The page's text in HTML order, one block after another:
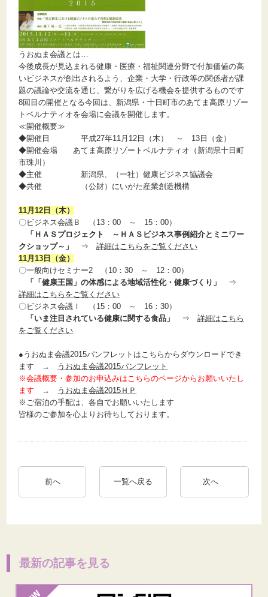
うおぬま会議とは…
今後成長が見込まれる健康・医療・福祉関連分野で付加価値の高
いビジネスが創出されるよう、企業・大学・行政等の関係者が課
題の議論や交流を通じ、繋がりを広げる機会を提供するものです
8回目の開催となる今回は、新潟県・十日町市のあてま高原リゾー
トベルナティオを会場に会議を開催します。
≪開催概要≫
◆開催日 平成27年11月12日（木） ～ 13日（金）
◆開催会場 あてま高原リゾートベルナティオ（新潟県十日町
市珠川）
◆主催 新潟県、（一社）健康ビジネス協議会
◆共催 （公財）にいがた産業創造機構
11月12日（木）
〇ビジネス会議Ｂ （13：00 ～ 15：00）
「ＨＡＳプロジェクト ～ＨＡＳビジネス事例紹介とミニワー
クショップ～」
⇒詳細はこちらをご覧ください
11月13日（金）
〇一般向けセミナー2 （10：30 ～ 12：00）
「「健康王国」の体感による地域活性化・健康づくり」
⇒
詳細はこちらをご覧ください
〇ビジネス会議Ｉ （15：00 ～ 16：30）
「いま注目されている健康に関する食品」
⇒詳細はこちら
をご覧ください
●うおぬま会議2015パンフレットはこちらからダウンロードでき
ます →
うおぬま会議2015パンフレット
※会議概要・参加のお申込みはこちらのページからお願いいたし
ます →
うおぬま会議2015ＨＰ
※ご宿泊の手配は、各自でお願いいたします
皆様のご参加を心よりお待ちしております。
前へ 一覧へ戻る 次へ
最新の記事を見る